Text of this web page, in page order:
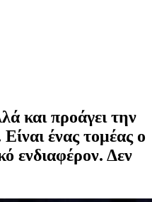
και προάγει την
ένας τομέας ο
ενδιαφέρον. Δεν